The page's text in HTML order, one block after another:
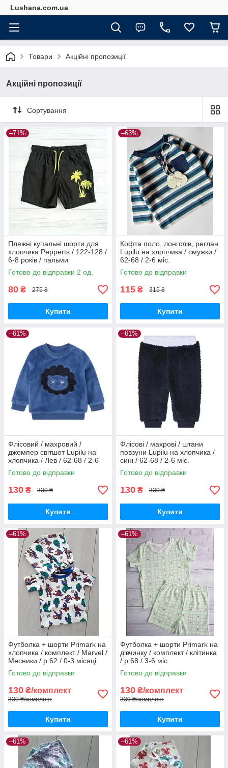
Lushana.com.ua
Товари Акційні пропозиції
Акційні пропозиції
Сортування
–71%
Пляжні купальні шорти для
хлопчика Pepperts / 122-128 /
6-8 років / пальми
Готово до відправки 2 од.
80 ₴ 275 ₴
Купити
–63%
Кофта поло, лонгслів, реглан
Lupilu на хлопчика / смужки /
62-68 / 2-6 міс.
Готово до відправки
115 ₴ 315 ₴
Купити
–61%
Флісовий / махровий /
джемпер світшот Lupilu на
хлопчика / Лев / 62-68 / 2-6
міс.
Готово до відправки
130 ₴ 330 ₴
Купити
–61%
Флісові / махрові / штани
повзуни Lupilu на хлопчика /
сині / 62-68 / 2-6 міс.
Готово до відправки
130 ₴ 330 ₴
Купити
–61%
Футболка + шорти Primark на
хлопчика / комплект / Marvel /
Месники / р.62 / 0-3 місяці
(більшомір)
Готово до відправки
130 ₴/комплект
330 ₴/комплект
Купити
–61%
Футболка + шорти Primark на
дівчинку / комплект / клітинка
/ р.68 / 3-6 міс.
Готово до відправки
130 ₴/комплект
330 ₴/комплект
Купити
–61% –61%